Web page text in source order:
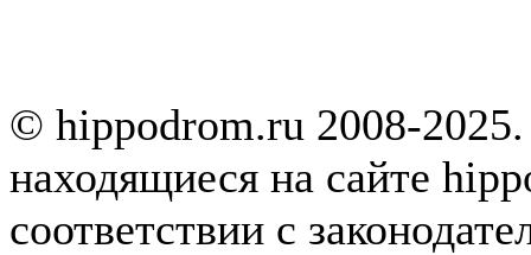
© hippodrom.ru 2008-
находящиеся на сайте
соответствии с